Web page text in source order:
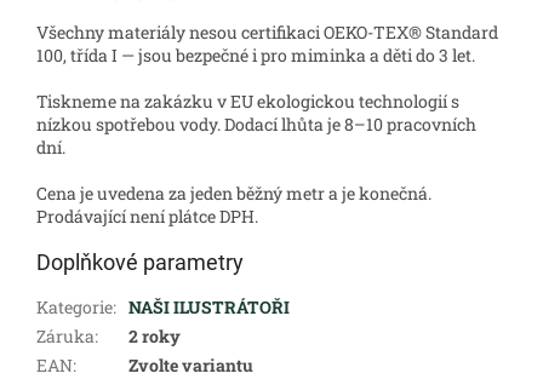
Všechny materiály nesou certifikaci OEKO-TEX® Standard
100, třída I — jsou bezpečné i pro miminka a děti do 3 let.
Tiskneme na zakázku v EU ekologickou technologií s
nízkou spotřebou vody. Dodací lhůta je 8–10 pracovních
dní.
Cena je uvedena za jeden běžný metr a je konečná.
Prodávající není plátce DPH.
Doplňkové parametry
Kategorie: NAŠI ILUSTRÁTOŘI
Záruka:
2 roky
EAN:
Zvolte variantu